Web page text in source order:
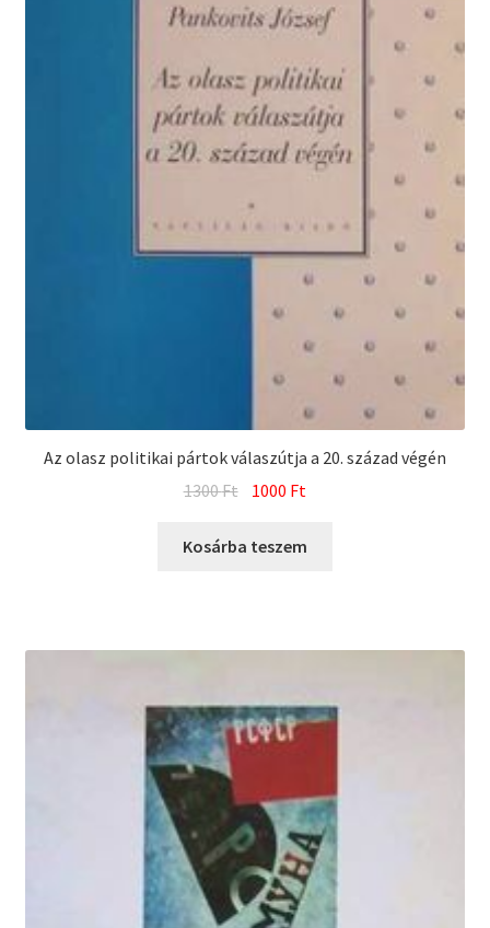
Az olasz politikai pártok válaszútja a 20. század végén
1300Ft Original
was:
1000 Ft
is:
Kosárba teszem